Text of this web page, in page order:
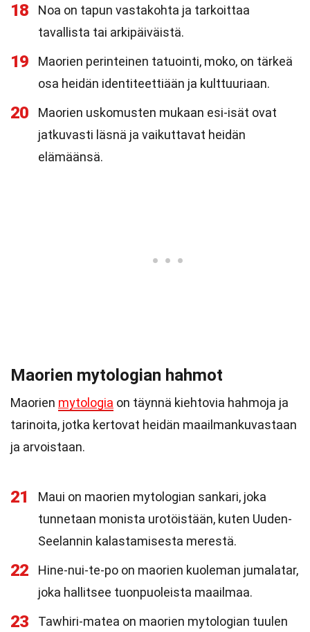
18
Noa on tapun vastakohta ja tarkoittaa
tavallista tai arkipäiväistä.
19
Maorien perinteinen tatuointi, moko, on tärkeä
osa heidän identiteettiään ja kulttuuriaan.
20
Maorien uskomusten mukaan esi-isät ovat
jatkuvasti läsnä ja vaikuttavat heidän
elämäänsä.
Maorien mytologian hahmot
Maorien mytologia on täynnä kiehtovia hahmoja ja
tarinoita, jotka kertovat heidän maailmankuvastaan
ja arvoistaan.
21
Maui on maorien mytologian sankari, joka
tunnetaan monista urotöistään, kuten Uuden-
Seelannin kalastamisesta merestä.
22
Hine-nui-te-po on maorien kuoleman jumalatar,
joka hallitsee tuonpuoleista maailmaa.
23
Tawhiri-matea on maorien mytologian tuulen